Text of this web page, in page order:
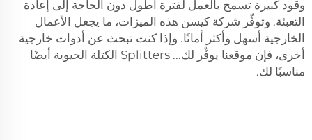
وقود كبيرة تسمح بالعمل لفترة أطول دون الحاجة إلى إعادة
التعبئة. وتوفِّر شركة كيسن هذه الميزات، ما يجعل الأعمال
الخارجية أسهل وأكثر أمانًا. وإذا كنت تبحث عن أدوات خارجية
أخرى، فإن موقعنا يوفِّر لك... Splitters الكتلة الحيوية
أيضًا
مناسبًا لك.